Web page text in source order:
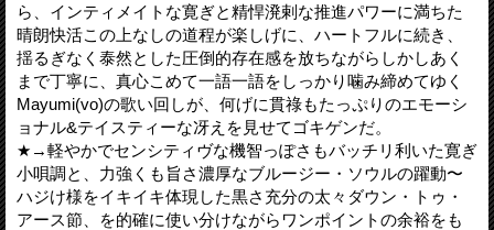
ら、インティメイトな寛ぎと精悍溌剌な推進パワーに満ちた
晴朗快活この上なしの道程が楽しげに、ハートフルに続き、
揺るぎなく泰然とした圧倒的存在感を放ちながらしかしあく
まで丁寧に、真心こめて一語一語をしっかり噛み締めてゆく
Mayumi(vo)の歌い回しが、何げに貫祿もたっぷりのエモーシ
ョナル&テイスティーな冴えを見せてゴキゲンだ。
★→軽やかでセンシティヴな機智っぽさもバッチリ利いた寛ぎ
小唄調と、力強くも旨さ濃厚なブルージー・ソウルの躍動〜
ハジけ様をイキイキ体現した黒さ充分の太々ダウン・トゥ・
アース節、を的確に使い分けながらワンポイントの余裕をも